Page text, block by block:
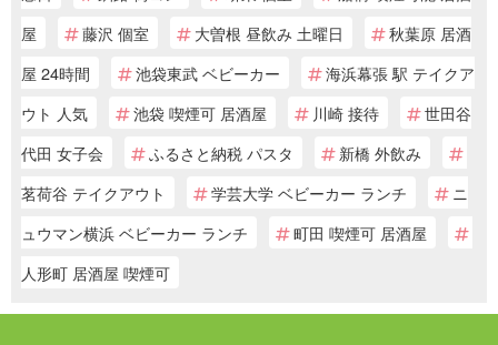
屋
藤沢 個室 大曽根 昼飲み 土曜日
秋葉原 居酒
屋 24時間
池袋東武 ベビーカー
海浜幕張 駅 テイクア
ウト 人気
池袋 喫煙可 居酒屋 川崎 接待
世田谷
代田 女子会
ふるさと納税 パスタ
新橋 外飲み
茗荷谷 テイクアウト
学芸大学 ベビーカー ランチ
ニ
ュウマン横浜 ベビーカー ランチ
町田 喫煙可 居酒屋
人形町 居酒屋 喫煙可